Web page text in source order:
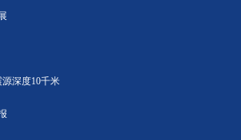
深度10千米